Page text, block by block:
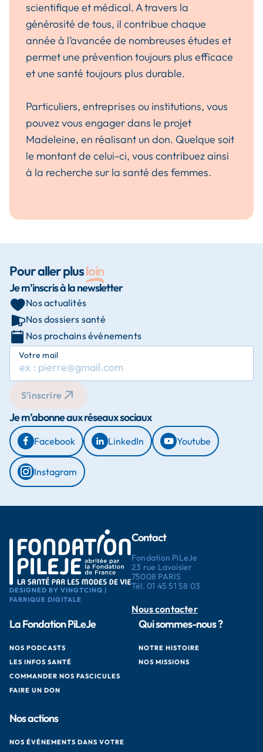
scientifique et médical. A travers la
générosité de tous, il contribue chaque
année à l’avancée de nombreuses études et
permet une prévention toujours plus efficace
et une santé toujours plus durable.
Particuliers, entreprises ou institutions, vous
pouvez vous engager dans le projet
Madeleine, en réalisant un don. Quelque soit
le montant de celui-ci, vous contribuez ainsi
à la recherche sur la santé des femmes.
Pour aller plusloin
Je m’inscris à la newsletter
Nos actualités
Nos dossiers santé
Nos prochains événements
Votre mail
S’inscrire
Je m’abonne aux réseaux sociaux
Facebook LinkedIn Youtube
Instagram
DESIGNED BY VINGTCINQ |
FABRIQUE DIGITALE
Contact
Fondation PiLeJe
23 rue Lavoisier
75008 PARIS
Tél.01 45 51 58 03
Nous contacter
La Fondation PiLeJe
NOS PODCASTS
LES INFOS SANTÉ
COMMANDER NOS FASCICULES
FAIRE UN DON
Qui sommes-nous ?
NOTRE HISTOIRE
NOS MISSIONS
Nos actions
NOS ÉVÉNEMENTS DANS VOTRE